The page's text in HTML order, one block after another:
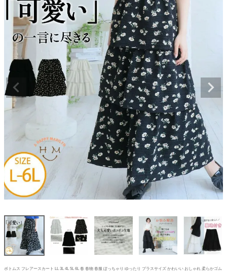
ボトムス フレアースカート LL 3L 4L 5L 6L 春 春物 春服 ぽっちゃり ゆったり プラスサイズ かわいい おしゃれ 柔らかゴム